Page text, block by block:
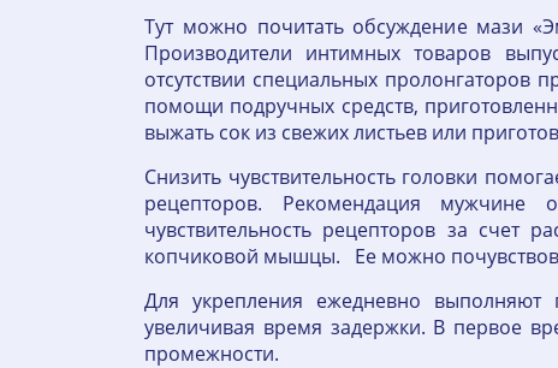
Тут можно почитать обсуждение мази
Производители интимных товаров
отсутствии специальных пролонгаторов
помощи подручных средств,
выжать сок из свежих листьев или
Снизить чувствительность головки
рецепторов. Рекомендация мужчине
чувствительность рецепторов за счет
копчиковой мышцы. Ее можно
Для укрепления ежедневно выполняют
увеличивая время задержки. В первое
промежности.